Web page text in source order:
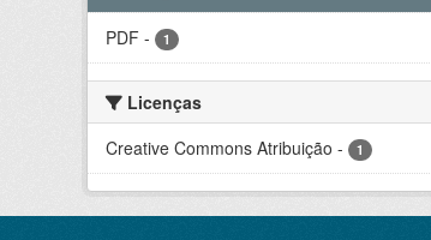
PDF - 1
Licenças
Creative Commons Atribuição - 1